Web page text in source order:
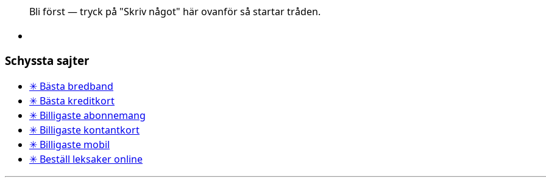
Bli först — tryck på "Skriv något" här ovanför så startar tråden.
Schyssta sajter
✳ Bästa bredband
✳ Bästa kreditkort
✳ Billigaste abonnemang
✳ Billigaste kontantkort
✳ Billigaste mobil
✳ Beställ leksaker online